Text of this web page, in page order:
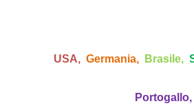
USA, Germania, Brasile,
Portogallo,